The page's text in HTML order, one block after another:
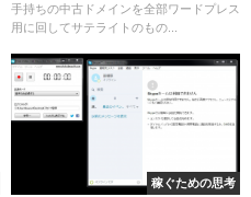
手持ちの中古ドメインを全部ワードプレス
用に回してサテライトのもの...
稼ぐための思考